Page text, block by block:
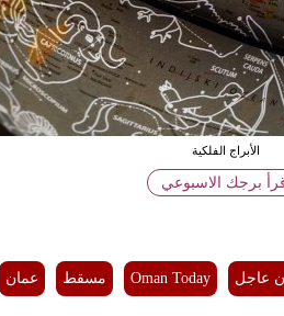
الأبراج الفلكية
برجك الاسبوعي
عاجل Oman Today مسقط عمان